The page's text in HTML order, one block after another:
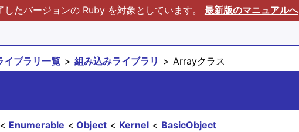
たバージョンの Ruby を対象としています。 最新版のマニュアルへ
イブラリ一覧 組み込みライブラリ Arrayクラス
BasicObject
Kernel
Object
Enumerable